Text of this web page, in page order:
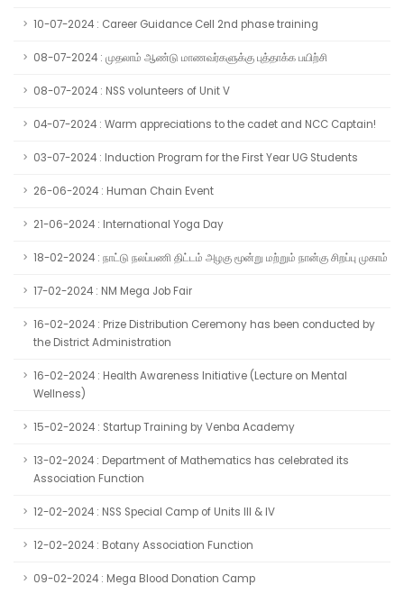
10-07-2024 : Career Guidance Cell 2nd phase training
08-07-2024 : முதலாம் ஆண்டு மாணவர்களுக்கு புத்தாக்க பயிற்சி
08-07-2024 : NSS volunteers of Unit V
04-07-2024 : Warm appreciations to the cadet and NCC Captain!
03-07-2024 : Induction Program for the First Year UG Students
26-06-2024 : Human Chain Event
21-06-2024 : International Yoga Day
18-02-2024 : நாட்டு நலப்பணி திட்டம் அழகு மூன்று மற்றும் நான்கு சிறப்பு முகாம்
17-02-2024 : NM Mega Job Fair
16-02-2024 : Prize Distribution Ceremony has been conducted by
the District Administration
16-02-2024 : Health Awareness Initiative (Lecture on Mental
Wellness)
15-02-2024 : Startup Training by Venba Academy
13-02-2024 : Department of Mathematics has celebrated its
Association Function
12-02-2024 : NSS Special Camp of Units III & IV
12-02-2024 : Botany Association Function
09-02-2024 : Mega Blood Donation Camp